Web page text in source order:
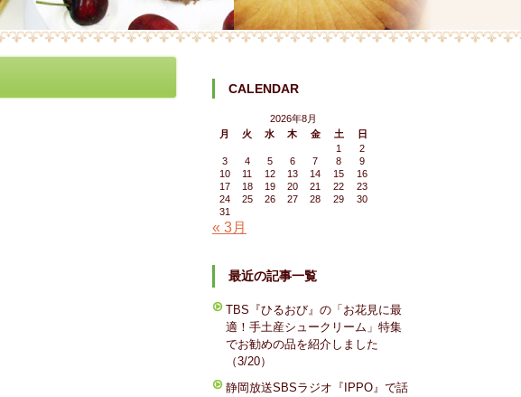
CALENDAR
2026年8月
月
火 水 木 金 土
日
1
2
3
4 5 6 7 8
9
10
11 12 13 14 15
16
17
18 19 20 21 22
23
24
25 26 27 28 29
30
31
« 3月
最近の記事一覧
TBS『ひるおび』の「お花見に最
適！手土産シュークリーム」特集
でお勧めの品を紹介しました
（3/20）
静岡放送SBSラジオ『IPPO』で話